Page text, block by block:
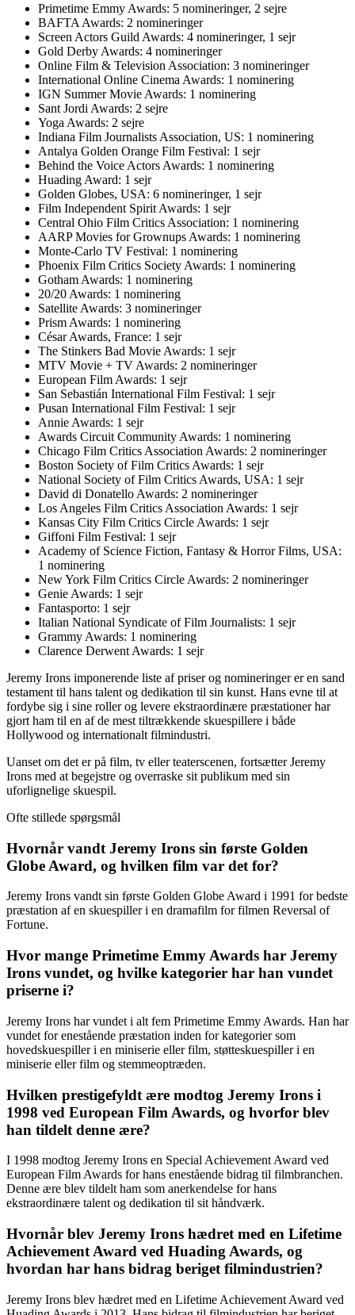
Primetime Emmy Awards: 5 nomineringer, 2 sejre
BAFTA Awards: 2 nomineringer
Screen Actors Guild Awards: 4 nomineringer, 1 sejr
Gold Derby Awards: 4 nomineringer
Online Film & Television Association: 3 nomineringer
International Online Cinema Awards: 1 nominering
IGN Summer Movie Awards: 1 nominering
Sant Jordi Awards: 2 sejre
Yoga Awards: 2 sejre
Indiana Film Journalists Association, US: 1 nominering
Antalya Golden Orange Film Festival: 1 sejr
Behind the Voice Actors Awards: 1 nominering
Huading Award: 1 sejr
Golden Globes, USA: 6 nomineringer, 1 sejr
Film Independent Spirit Awards: 1 sejr
Central Ohio Film Critics Association: 1 nominering
AARP Movies for Grownups Awards: 1 nominering
Monte-Carlo TV Festival: 1 nominering
Phoenix Film Critics Society Awards: 1 nominering
Gotham Awards: 1 nominering
20/20 Awards: 1 nominering
Satellite Awards: 3 nomineringer
Prism Awards: 1 nominering
César Awards, France: 1 sejr
The Stinkers Bad Movie Awards: 1 sejr
MTV Movie + TV Awards: 2 nomineringer
European Film Awards: 1 sejr
San Sebastián International Film Festival: 1 sejr
Pusan International Film Festival: 1 sejr
Annie Awards: 1 sejr
Awards Circuit Community Awards: 1 nominering
Chicago Film Critics Association Awards: 2 nomineringer
Boston Society of Film Critics Awards: 1 sejr
National Society of Film Critics Awards, USA: 1 sejr
David di Donatello Awards: 2 nomineringer
Los Angeles Film Critics Association Awards: 1 sejr
Kansas City Film Critics Circle Awards: 1 sejr
Giffoni Film Festival: 1 sejr
Academy of Science Fiction, Fantasy & Horror Films, USA:
1 nominering
New York Film Critics Circle Awards: 2 nomineringer
Genie Awards: 1 sejr
Fantasporto: 1 sejr
Italian National Syndicate of Film Journalists: 1 sejr
Grammy Awards: 1 nominering
Clarence Derwent Awards: 1 sejr
Jeremy Irons imponerende liste af priser og nomineringer er en sand
testament til hans talent og dedikation til sin kunst. Hans evne til at
fordybe sig i sine roller og levere ekstraordinære præstationer har
gjort ham til en af de mest tiltrækkende skuespillere i både
Hollywood og internationalt filmindustri.
Uanset om det er på film, tv eller teaterscenen, fortsætter Jeremy
Irons med at begejstre og overraske sit publikum med sin
uforlignelige skuespil.
Ofte stillede spørgsmål
Hvornår vandt Jeremy Irons sin første Golden
Globe Award, og hvilken film var det for?
Jeremy Irons vandt sin første Golden Globe Award i 1991 for bedste
præstation af en skuespiller i en dramafilm for filmen Reversal of
Fortune.
Hvor mange Primetime Emmy Awards har Jeremy
Irons vundet, og hvilke kategorier har han vundet
priserne i?
Jeremy Irons har vundet i alt fem Primetime Emmy Awards. Han har
vundet for enestående præstation inden for kategorier som
hovedskuespiller i en miniserie eller film, støtteskuespiller i en
miniserie eller film og stemmeoptræden.
Hvilken prestigefyldt ære modtog Jeremy Irons i
1998 ved European Film Awards, og hvorfor blev
han tildelt denne ære?
I 1998 modtog Jeremy Irons en Special Achievement Award ved
European Film Awards for hans enestående bidrag til filmbranchen.
Denne ære blev tildelt ham som anerkendelse for hans
ekstraordinære talent og dedikation til sit håndværk.
Hvornår blev Jeremy Irons hædret med en Lifetime
Achievement Award ved Huading Awards, og
hvordan har hans bidrag beriget filmindustrien?
Jeremy Irons blev hædret med en Lifetime Achievement Award ved